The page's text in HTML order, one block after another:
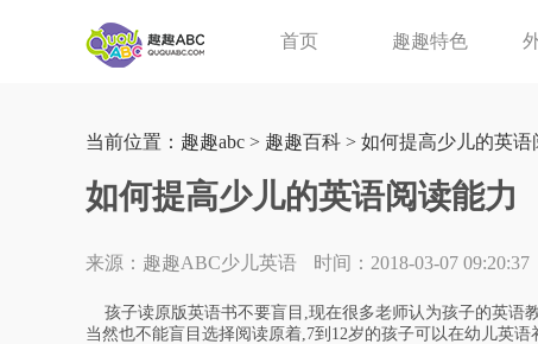
首页 趣趣特色
当前位置： 趣趣abc > 趣趣百科 > 如何提高少儿的英语
如何提高少儿的英语阅读能力
来源：趣趣ABC少儿英语 时间：2018-03-07 09:20:37
孩子读原版英语书不要盲目,现在很多老师认为孩子的英语
当然也不能盲目选择阅读原着,7到12岁的孩子可以在幼儿英